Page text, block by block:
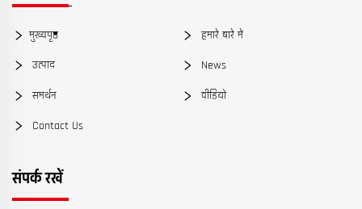
मुख्यपृष्ठ हमारे बारे में
उत्पाद News
समर्थन वीडियो
Contact Us
संपर्क रखें